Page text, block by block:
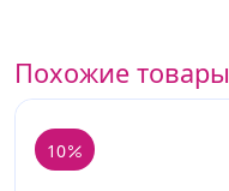
Похожие товары
10